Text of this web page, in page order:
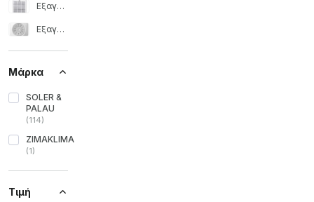
Εξαγωγέας κουζίνας
Εξαγωγέας μπάνιου
Μάρκα
SOLER &
PALAU
(114)
ZIMAKLIMA
(1)
Τιμή